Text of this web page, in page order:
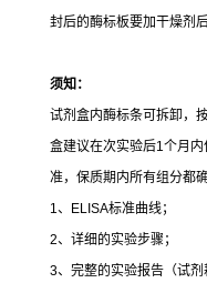
封后的酶标板要加干燥剂
须知：
试剂盒内酶标条可拆卸，
盒建议在次实验后1个月
准，保质期内所有组分都
1、ELISA标准曲线；
2、详细的实验步骤；
3、完整的实验报告（试剂